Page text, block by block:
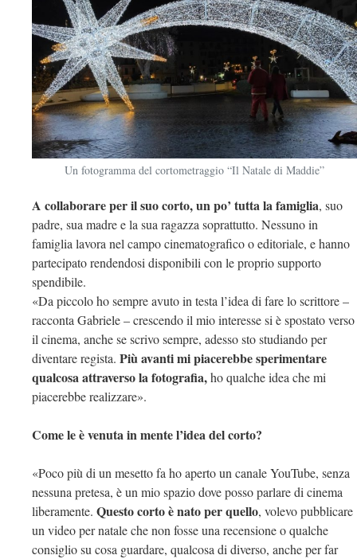
Un fotogramma del cortometraggio “Il Natale di Maddie”
A collaborare per il suo corto, un po’ tutta la famiglia, suo
padre, sua madre e la sua ragazza soprattutto. Nessuno in
famiglia lavora nel campo cinematografico o editoriale, e hanno
partecipato rendendosi disponibili con le proprio supporto
spendibile.
«Da piccolo ho sempre avuto in testa l’idea di fare lo scrittore –
racconta Gabriele – crescendo il mio interesse si è spostato verso
il cinema, anche se scrivo sempre, adesso sto studiando per
diventare regista. Più avanti mi piacerebbe sperimentare
qualcosa attraverso la fotografia,ho qualche idea che mi
piacerebbe realizzare».
Come le è venuta in mente l’idea del corto?
«Poco più di un mesetto fa ho aperto un canale YouTube, senza
nessuna pretesa, è un mio spazio dove posso parlare di cinema
liberamente. Questo corto è nato per quello, volevo pubblicare
un video per natale che non fosse una recensione o qualche
consiglio su cosa guardare, qualcosa di diverso, anche per far